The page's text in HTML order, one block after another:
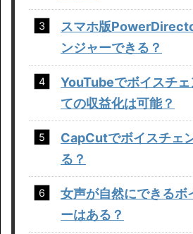
スマホ版
ンジャーできる？
YouTubeでボイスチェ
ての収益化は可能？
CapCutでボイスチェ
る？
女声が自然にできるボ
ーはある？